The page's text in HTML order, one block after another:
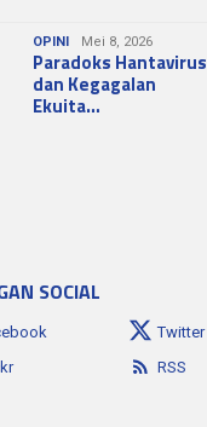
OPINI Mei 8, 2026
Paradoks Hantavirus
dan Kegagalan
Ekuita…
SOCIAL
Twitter
RSS